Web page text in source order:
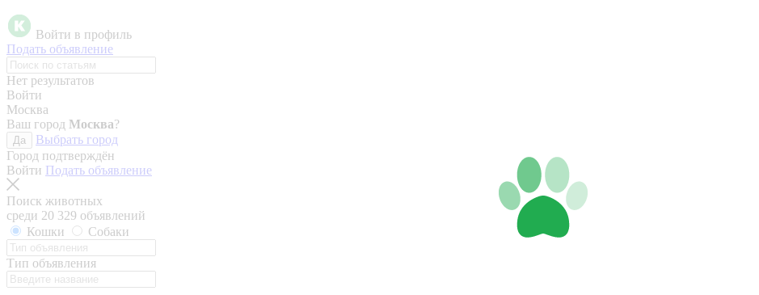
Войти в профиль
Подать объявление
Нет результатов
Войти
Москва
Ваш город Москва?
Да
Выбрать город
Город подтверждён
Войти Подать объявление
Поиск животных
среди 20 329 объявлений
Кошки
Собаки
Тип объявления